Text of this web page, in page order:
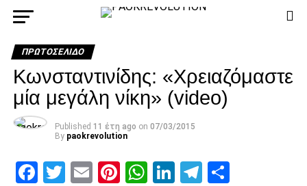
ΠΡΩΤΟΣΈΛΙΔΟ
Kωνσταντινίδης: «Χρειαζόμαστε
μία μεγάλη νίκη» (video)
Published 11 έτη ago on 07/03/2015
By paokrevolution
Facebook
Twitter
EmailPinterest
WhatsApp
LinkedIn
Telegram